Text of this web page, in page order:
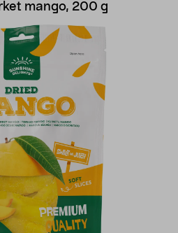
mango, 200 g